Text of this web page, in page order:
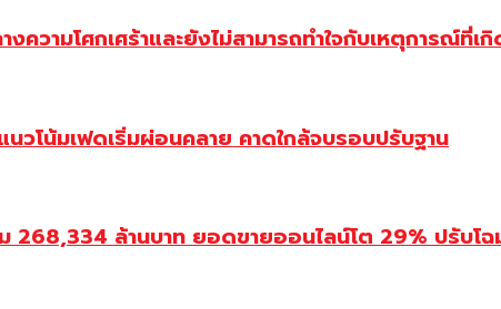
วามโศกเศร้าและยังไม่สามารถทำใจกับเหตุการณ์ที่เ
โน้มเฟดเริ่มผ่อนคลาย คาดใกล้จบรอบปรับฐาน
ล้านบาท ยอดขายออนไลน์โต 29% ปรับโฉ